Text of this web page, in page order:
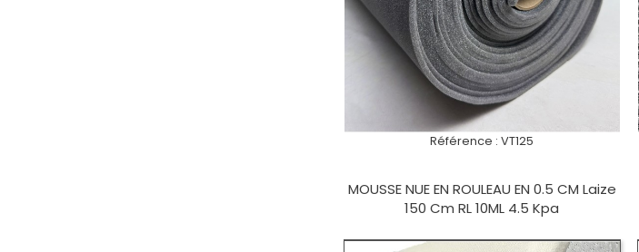
Référence : VT125
MOUSSE NUE EN ROULEAU EN 0.5 CM Laize
150 Cm RL 10ML 4.5 Kpa